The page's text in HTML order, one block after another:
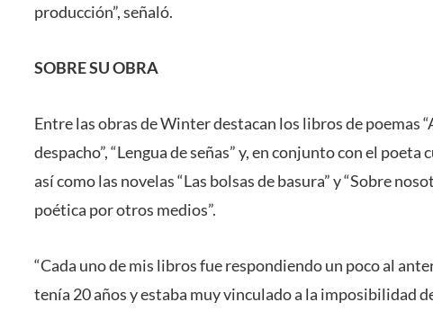
producción”, señaló.
SOBRE SU OBRA
Entre las obras de Winter destacan los libros de poemas
despacho”, “Lengua de señas” y, en conjunto con el poeta
así como las novelas “Las bolsas de basura” y “Sobre
poética por otros medios”.
“Cada uno de mis libros fue respondiendo un poco al
tenía 20 años y estaba muy vinculado a la imposibilidad